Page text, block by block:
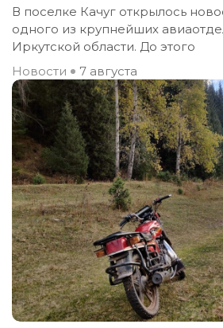
В поселке Качуг открылось
одного из крупнейших
Иркутской области. До этого
Новости
7 августа